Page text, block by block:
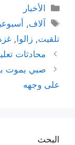
التصنيفات
الأخبار
الوسوم
آلاف,
تلقيت, زالوا,
محادثات
صبي يموت
على وجهه
البحث